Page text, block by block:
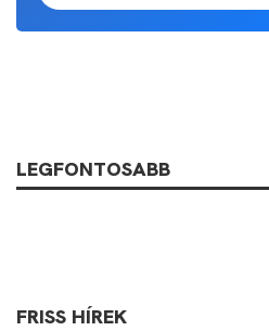
LEGFONTOSABB
FRISS HÍREK